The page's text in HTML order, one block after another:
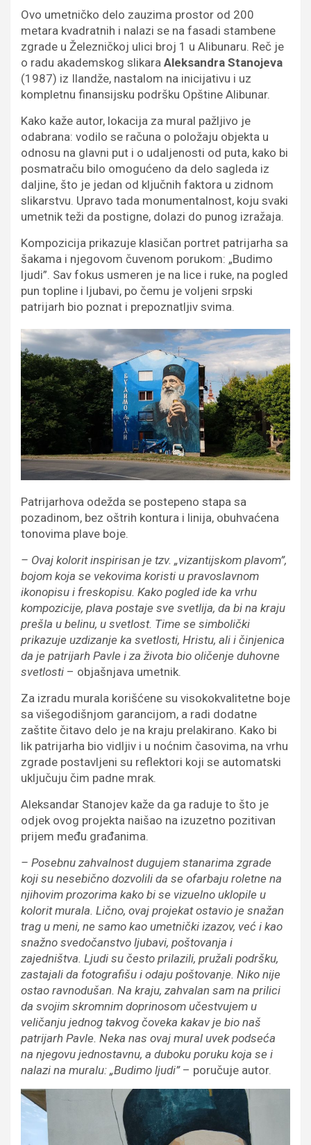
Ovo umetničko delo zauzima prostor od 200
metara kvadratnih i nalazi se na fasadi stambene
zgrade u Železničkoj ulici broj 1 u Alibunaru. Reč je
o radu akademskog slikara Aleksandra Stanojeva
(1987) iz Ilandže, nastalom na inicijativu i uz
kompletnu finansijsku podršku Opštine Alibunar.
Kako kaže autor, lokacija za mural pažljivo je
odabrana: vodilo se računa o položaju objekta u
odnosu na glavni put i o udaljenosti od puta, kako bi
posmatraču bilo omogućeno da delo sagleda iz
daljine, što je jedan od ključnih faktora u zidnom
slikarstvu. Upravo tada monumentalnost, koju svaki
umetnik teži da postigne, dolazi do punog izražaja.
Kompozicija prikazuje klasičan portret patrijarha sa
šakama i njegovom čuvenom porukom: „Budimo
ljudi”. Sav fokus usmeren je na lice i ruke, na pogled
pun topline i ljubavi, po čemu je voljeni srpski
patrijarh bio poznat i prepoznatljiv svima.
Patrijarhova odežda se postepeno stapa sa
pozadinom, bez oštrih kontura i linija, obuhvaćena
tonovima plave boje.
– Ovaj kolorit inspirisan je tzv. „vizantijskom plavom”,
bojom koja se vekovima koristi u pravoslavnom
ikonopisu i freskopisu. Kako pogled ide ka vrhu
kompozicije, plava postaje sve svetlija, da bi na kraju
prešla u belinu, u svetlost. Time se simbolički
prikazuje uzdizanje ka svetlosti, Hristu, ali i činjenica
da je patrijarh Pavle i za života bio oličenje duhovne
svetlosti – objašnjava umetnik.
Za izradu murala korišćene su visokokvalitetne boje
sa višegodišnjom garancijom, a radi dodatne
zaštite čitavo delo je na kraju prelakirano. Kako bi
lik patrijarha bio vidljiv i u noćnim časovima, na vrhu
zgrade postavljeni su reflektori koji se automatski
uključuju čim padne mrak.
Aleksandar Stanojev kaže da ga raduje to što je
odjek ovog projekta naišao na izuzetno pozitivan
prijem među građanima.
– Posebnu zahvalnost dugujem stanarima zgrade
koji su nesebično dozvolili da se ofarbaju roletne na
njihovim prozorima kako bi se vizuelno uklopile u
kolorit murala. Lično, ovaj projekat ostavio je snažan
trag u meni, ne samo kao umetnički izazov, već i kao
snažno svedočanstvo ljubavi, poštovanja i
zajedništva. Ljudi su često prilazili, pružali podršku,
zastajali da fotografišu i odaju poštovanje. Niko nije
ostao ravnodušan. Na kraju, zahvalan sam na prilici
da svojim skromnim doprinosom učestvujem u
veličanju jednog takvog čoveka kakav je bio naš
patrijarh Pavle. Neka nas ovaj mural uvek podseća
na njegovu jednostavnu, a duboku poruku koja se i
nalazi na muralu: „Budimo ljudi”– poručuje autor.